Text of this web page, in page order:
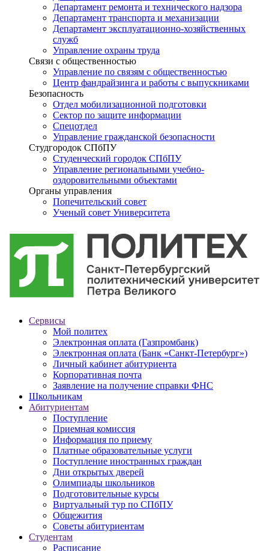
Департамент ремонта и технического надзора
Департамент транспорта и механизации
Департамент эксплуатационно-хозяйственных
служб
Управление охраны труда
Связи с общественностью
Управление по связям с общественностью
Центр фандрайзинга и работы с выпускниками
Безопасность
Отдел мобилизационной подготовки
Сектор по защите информации
Спецотдел
Управление гражданской безопасности
Студгородок СПбПУ
Студенческий городок СПбПУ
Управление региональными учебно-
оздоровительными объектами
Органы управления
Попечительский совет
Ученый совет Университета
Сервисы
Мой политех
Электронная оплата (Газпромбанк)
Электронная оплата (Банк «Санкт-Петербург»)
Личный кабинет абитуриента
Корпоративная почта
Заявление на получение справки ФНС
Школьникам
Абитуриентам
Поступление
Приемная комиссия
Информация по приему
Платные образовательные услуги
Поступление иностранных граждан
Дни открытых дверей
Олимпиады школьников
Подготовительные курсы
Виртуальный тур по СПбПУ
Общежития
Советы абитуриентам
Студентам
Расписание